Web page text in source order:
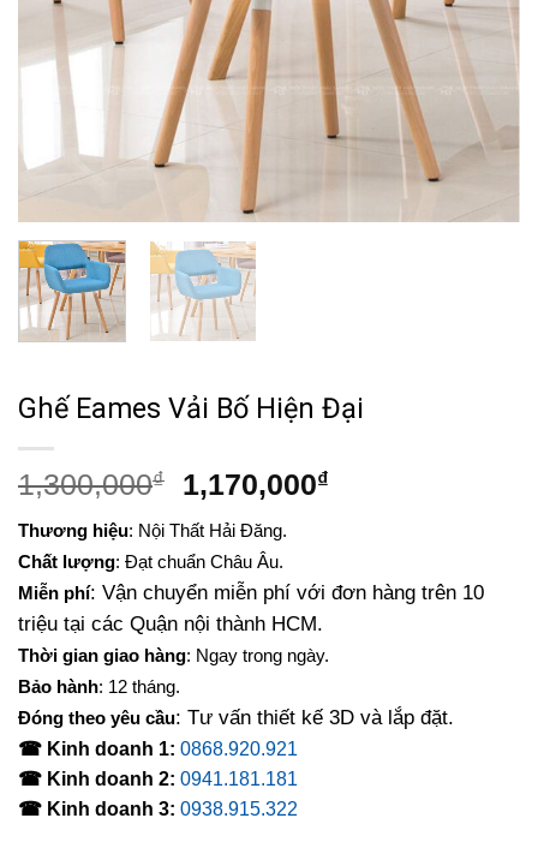
Ghế Eames Vải Bố Hiện Đại
1,300,000₫
Giá
là:
1,300,000₫.
1,170,000₫Giá
1,170,000₫.
Thương hiệu: Nội Thất Hải Đăng.
Chất lượng: Đạt chuẩn Châu Âu.
Miễn phí: Vận chuyển miễn phí với đơn hàng trên 10
triệu tại các Quận nội thành HCM.
Thời gian giao hàng: Ngay trong ngày.
Bảo hành: 12 tháng.
Đóng theo yêu cầu: Tư vấn thiết kế 3D và lắp đặt.
☎ Kinh doanh 1: 0868.920.921
☎ Kinh doanh 2: 0941.181.181
☎ Kinh doanh 3: 0938.915.322